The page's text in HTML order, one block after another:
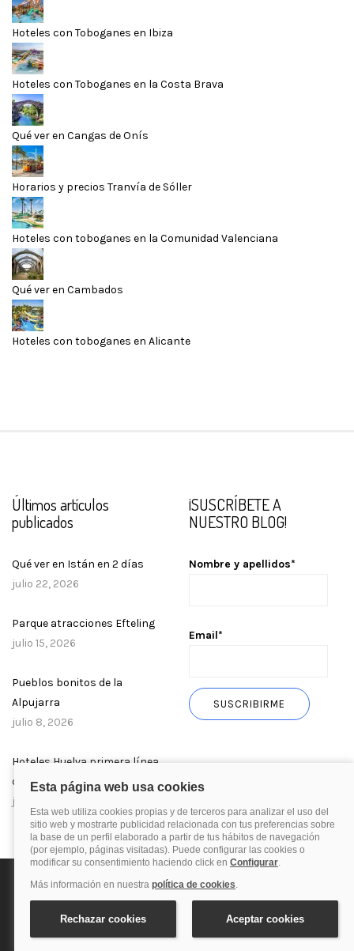
Hoteles con Toboganes en Ibiza
Hoteles con Toboganes en la Costa Brava
Qué ver en Cangas de Onís
Horarios y precios Tranvía de Sóller
Hoteles con toboganes en la Comunidad Valenciana
Qué ver en Cambados
Hoteles con toboganes en Alicante
Últimos artículos
publicados
Qué ver en Istán en 2 días
julio 22, 2026
Parque atracciones Efteling
julio 15, 2026
Pueblos bonitos de la
Alpujarra
julio 8, 2026
Hoteles Huelva primera línea
de playa
julio 1, 2026
¡SUSCRÍBETE A
NUESTRO BLOG!
Nombre y apellidos*
Email*
© 2025 Blog de quehoteles.com. Todos los derechos reservados.